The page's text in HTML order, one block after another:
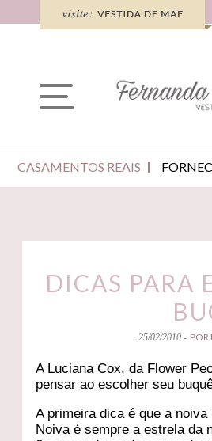
CASAMENTOS REAIS
DICAS PARA
25/02/2010 - POR
A Luciana Cox, da Flower
pensar ao escolher seu
A primeira dica é que a
Noiva é sempre a estrela da